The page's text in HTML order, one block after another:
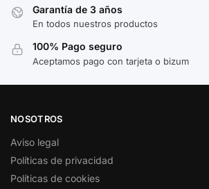
Garantía de 3 años
En todos nuestros productos
100% Pago seguro
Aceptamos pago con tarjeta o bizum
NOSOTROS
Aviso legal
Políticas de privacidad
Políticas de cookies